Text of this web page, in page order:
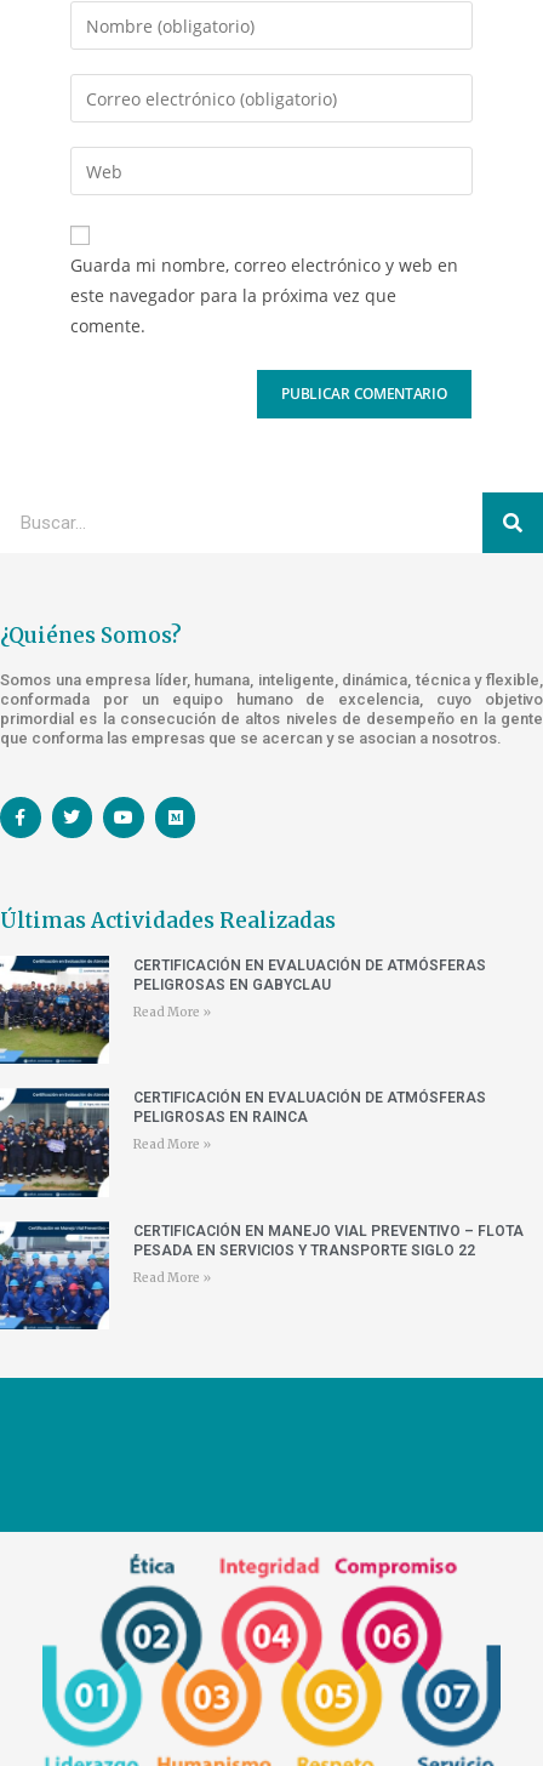
Guarda mi nombre, correo electrónico y web en
este navegador para la próxima vez que
comente.
¿Quiénes Somos?
Somos una empresa líder, humana, inteligente, dinámica, técnica y flexible,
conformada por un equipo humano de excelencia, cuyo objetivo
primordial es la consecución de altos niveles de desempeño en la gente
que conforma las empresas que se acercan y se asocian a nosotros.
Últimas Actividades Realizadas
CERTIFICACIÓN EN EVALUACIÓN DE ATMÓSFERAS
PELIGROSAS EN GABYCLAU
Read More »
CERTIFICACIÓN EN EVALUACIÓN DE ATMÓSFERAS
PELIGROSAS EN RAINCA
Read More »
CERTIFICACIÓN EN MANEJO VIAL PREVENTIVO – FLOTA
PESADA EN SERVICIOS Y TRANSPORTE SIGLO 22
Read More »